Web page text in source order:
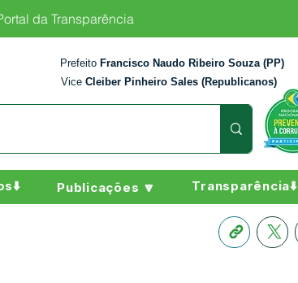
da Transparência
Prefeito Francisco Naudo Ribeiro Souza (PP)
Vice Cleiber Pinheiro Sales (Republicanos)
Publicações 🔽 Transparência⬇️